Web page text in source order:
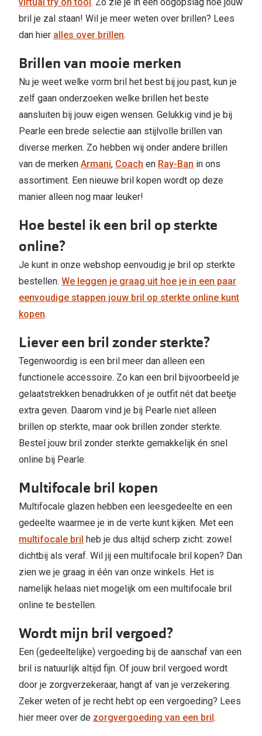
bril je zal staan! Wil je meer weten over brillen? Lees
dan hier alles over brillen.
Brillen van mooie merken
Nu je weet welke vorm bril het best bij jou past, kun je
zelf gaan onderzoeken welke brillen het beste
aansluiten bij jouw eigen wensen. Gelukkig vind je bij
Pearle een brede selectie aan stijlvolle brillen van
diverse merken. Zo hebben wij onder andere brillen
van de merken Armani, Coach en Ray-Ban in ons
assortiment. Een nieuwe bril kopen wordt op deze
manier alleen nog maar leuker!
Hoe bestel ik een bril op sterkte
online?
Je kunt in onze webshop eenvoudig je bril op sterkte
bestellen. We leggen je graag uit hoe je in een paar
eenvoudige stappen jouw bril op sterkte online kunt
kopen.
Liever een bril zonder sterkte?
Tegenwoordig is een bril meer dan alleen een
functionele accessoire. Zo kan een bril bijvoorbeeld je
gelaatstrekken benadrukken of je outfit nét dat beetje
extra geven. Daarom vind je bij Pearle niet alleen
brillen op sterkte, maar ook brillen zonder sterkte.
Bestel jouw bril zonder sterkte gemakkelijk én snel
online bij Pearle.
Multifocale bril kopen
Multifocale glazen hebben een leesgedeelte en een
gedeelte waarmee je in de verte kunt kijken. Met een
multifocale bril heb je dus altijd scherp zicht: zowel
dichtbij als veraf. Wil jij een multifocale bril kopen? Dan
zien we je graag in één van onze winkels. Het is
namelijk helaas niet mogelijk om een multifocale bril
online te bestellen.
Wordt mijn bril vergoed?
Een (gedeeltelijke) vergoeding bij de aanschaf van een
bril is natuurlijk altijd fijn. Of jouw bril vergoed wordt
door je zorgverzekeraar, hangt af van je verzekering.
Zeker weten of je recht hebt op een vergoeding? Lees
hier meer over de zorgvergoeding van een bril.